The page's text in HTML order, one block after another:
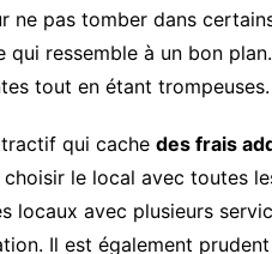
pas tomber dans
ressemble à un bon
tout en étant trompeuses.
qui cache des frais
le local avec toutes
locaux avec plusieurs
Il est également prudent